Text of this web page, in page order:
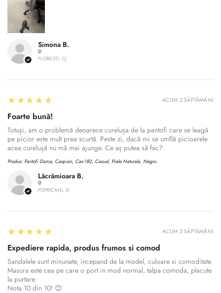
Simona B.
FLORESTI, CJ
Lăcrămioara B.
POPRICANI, IS
5
★★★★★
Foarte bună!
Totuși, am o problemă deoarece curelușa de la pantofi care se leagă
pe picior este mult prea scurtă. Peste zi, dacă mi se umflă picioarele
acea curelușă nu mă mai ajunge. Ce aș putea să fac?
Produs: Pantofi Dama, Caspian, Cas-182, Casual, Piele Naturala, Negru
ACUM 2 SĂPTĂMÂNI
5
★★★★★
Expediere rapida, produs frumos si comod
Sandalele sunt minunate, incepand de la model, culoare si comoditate.
Masura este cea pe care o port in mod normal, talpa comoda, placute
la purtare.
Nota 10 din 10! 😊
ACUM 2 SĂPTĂMÂNI